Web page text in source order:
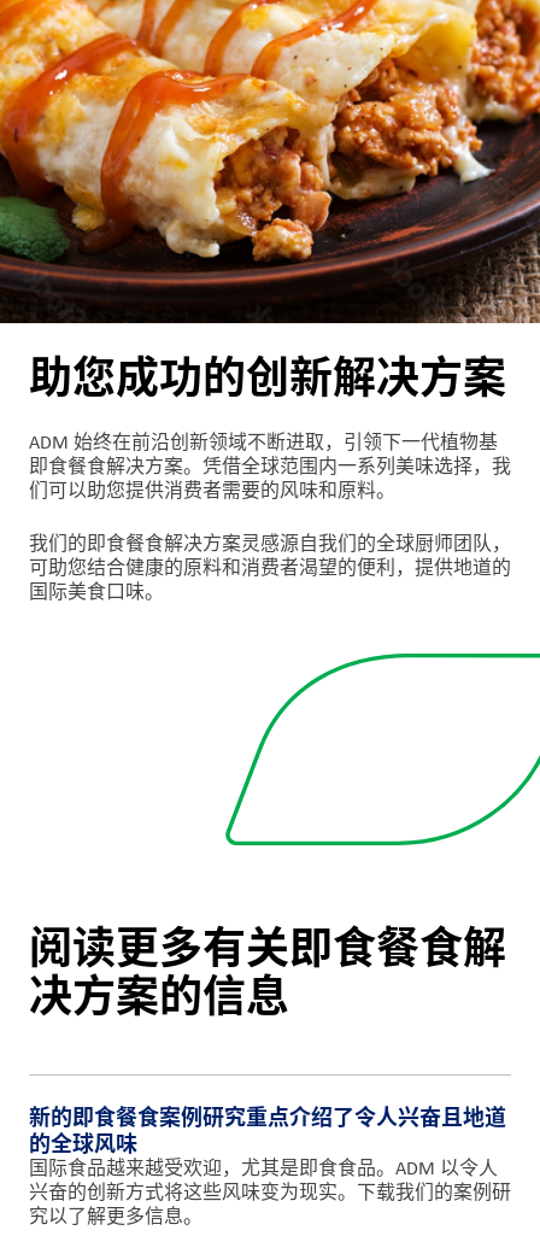
联
系
我
们
客
户
登
录
采
投
者
助您成功的创新解决方案
ADM 始终在前沿创新领域不断进取，引领下一代植物基
即食餐食解决方案。凭借全球范围内一系列美味选择，我
们可以助您提供消费者需要的风味和原料。
我们的即食餐食解决方案灵感源自我们的全球厨师团队，
可助您结合健康的原料和消费者渴望的便利，提供地道的
国际美食口味。
阅读更多有关即食餐食解
决方案的信息
新的即食餐食案例研究重点介绍了令人兴奋且地道
的全球风味
国际食品越来越受欢迎，尤其是即食食品。ADM 以令人
兴奋的创新方式将这些风味变为现实。下载我们的案例研
究以了解更多信息。